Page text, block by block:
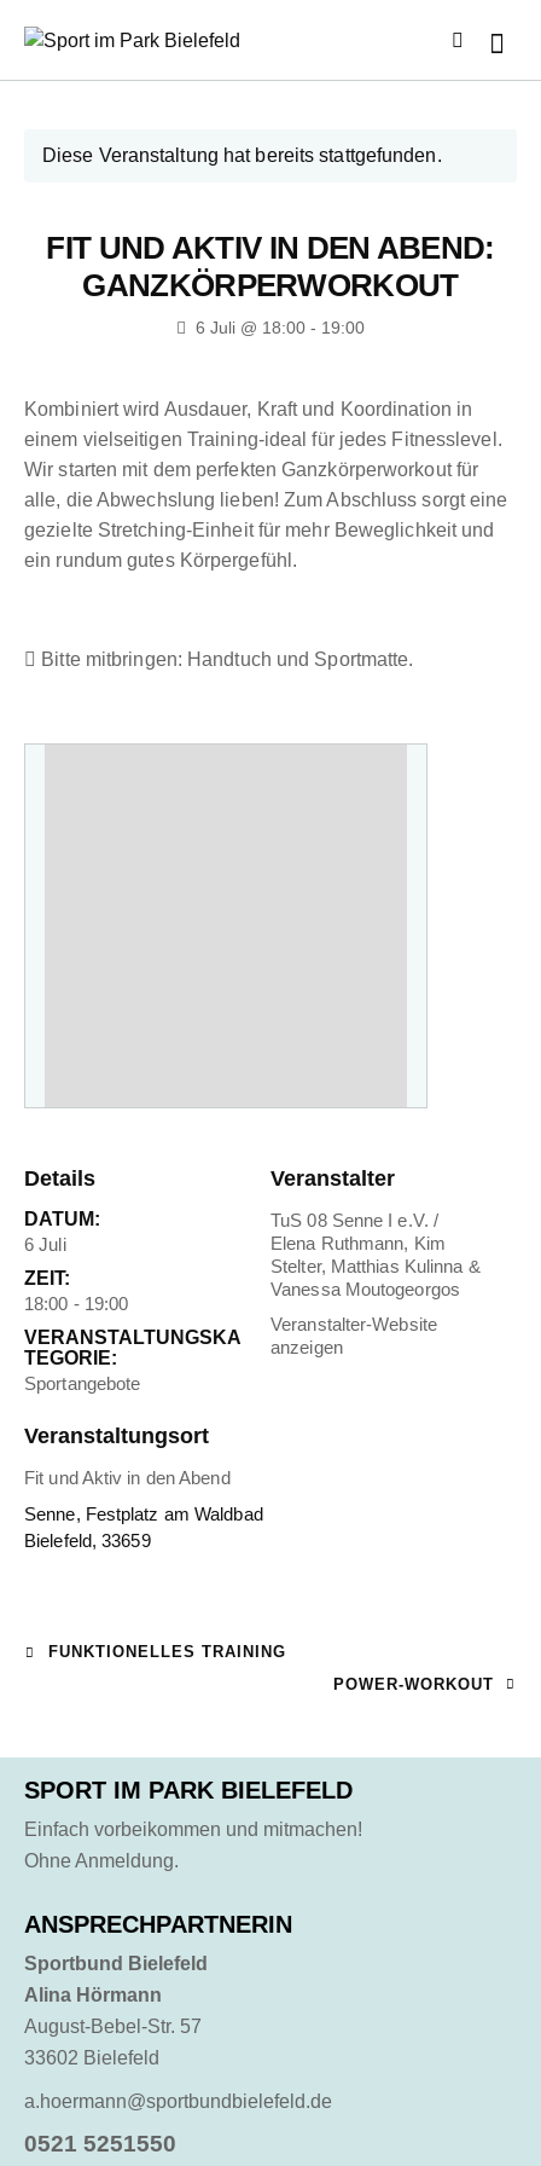
Diese Veranstaltung hat bereits stattgefunden.
FIT UND AKTIV IN DEN ABEND:
GANZKÖRPERWORKOUT
6 Juli @ 18:00 - 19:00
Kombiniert wird Ausdauer, Kraft und Koordination in
einem vielseitigen Training-ideal für jedes Fitnesslevel.
Wir starten mit dem perfekten Ganzkörperworkout für
alle, die Abwechslung lieben! Zum Abschluss sorgt eine
gezielte Stretching-Einheit für mehr Beweglichkeit und
ein rundum gutes Körpergefühl.
Bitte mitbringen: Handtuch und Sportmatte.
Details
DATUM:
6 Juli
ZEIT:
18:00 - 19:00
VERANSTALTUNGSKA
TEGORIE:
Sportangebote
Veranstaltungsort
Fit und Aktiv in den Abend
Senne, Festplatz am Waldbad
Bielefeld, 33659
Veranstalter
TuS 08 Senne I e.V. /
Elena Ruthmann, Kim
Stelter, Matthias Kulinna &
Vanessa Moutogeorgos
Veranstalter-Website
anzeigen
FUNKTIONELLES TRAINING
POWER-WORKOUT
SPORT IM PARK BIELEFELD
Einfach vorbeikommen und mitmachen!
Ohne Anmeldung.
ANSPRECHPARTNERIN
Sportbund Bielefeld
Alina Hörmann
August-Bebel-Str. 57
33602 Bielefeld
a.hoermann@sportbundbielefeld.de
0521 5251550